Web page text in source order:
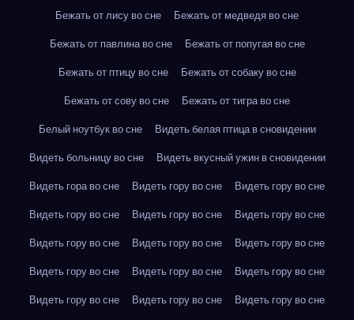
Бежать от лису во сне
Бежать от медведя во сне
Бежать от павлина во сне
Бежать от попугая во сне
Бежать от птицу во сне
Бежать от собаку во сне
Бежать от сову во сне
Бежать от тигра во сне
Белый ноутбук во сне
Видеть белая птица в сновидении
Видеть больницу во сне
Видеть вкусный ужин в сновидении
Видеть гора во сне
Видеть гору во сне
Видеть гору во сне
Видеть гору во сне
Видеть гору во сне
Видеть гору во сне
Видеть гору во сне
Видеть гору во сне
Видеть гору во сне
Видеть гору во сне
Видеть гору во сне
Видеть гору во сне
Видеть гору во сне
Видеть гору во сне
Видеть гору во сне